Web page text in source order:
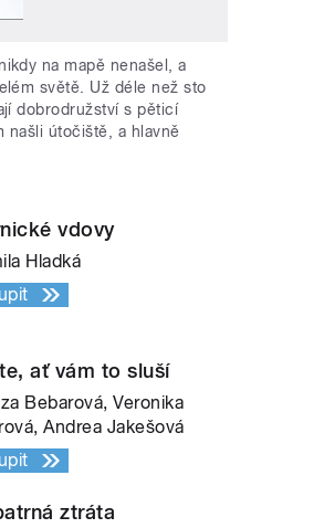
na mapě nenašel, a
světě. Už déle než sto
dobrodružství s pěticí
našli útočiště, a hlavně
vdovy
Hladká
ať vám to sluší
Bebarová, Veronika
Andrea Jakešová
ztráta